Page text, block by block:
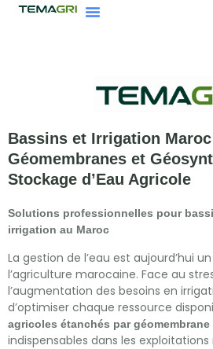
Bassins et Irrigation
Géomembranes et
Stockage d’Eau Agricole
Solutions professionnelles pour
irrigation au Maroc
La gestion de l’eau est aujourd’hui
l’agriculture marocaine. Face au
l’augmentation des besoins en
d’optimiser chaque ressource
agricoles étanchés par géomembrane
indispensables dans les